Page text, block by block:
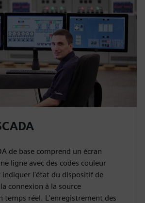
de base comprend un écran
ligne avec des codes couleur
indiquer l'état du dispositif de
connexion à la source
temps réel. L'enregistrement des